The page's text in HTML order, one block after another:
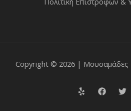
Copyright © 2026 | Μουσαμάδες